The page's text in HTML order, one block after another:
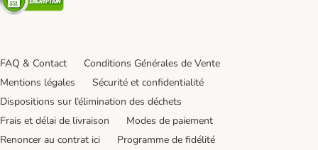
FAQ & Contact
Conditions Générales de Vente
Mentions légales
Sécurité et confidentialité
Dispositions sur l’élimination des déchets
Frais et délai de livraison
Modes de paiement
Renoncer au contrat ici
Programme de fidélité